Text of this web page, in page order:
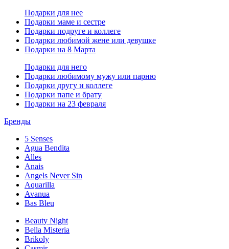
Подарки для нее
Подарки маме и сестре
Подарки подруге и коллеге
Подарки любимой жене или девушке
Подарки на 8 Марта
Подарки для него
Подарки любимому мужу или парню
Подарки другу и коллеге
Подарки папе и брату
Подарки на 23 февраля
Бренды
5 Senses
Agua Bendita
Alles
Anais
Angels Never Sin
Aquarilla
Avanua
Bas Bleu
Beauty Night
Bella Misteria
Brikoly